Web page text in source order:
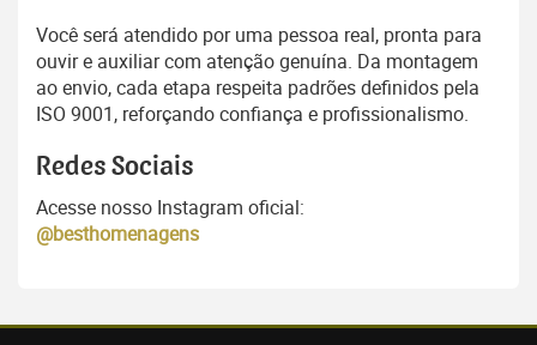
Você será atendido por uma pessoa real, pronta para
ouvir e auxiliar com atenção genuína. Da montagem
ao envio, cada etapa respeita padrões definidos pela
ISO 9001, reforçando confiança e profissionalismo.
Redes Sociais
Acesse nosso Instagram oficial:
@besthomenagens